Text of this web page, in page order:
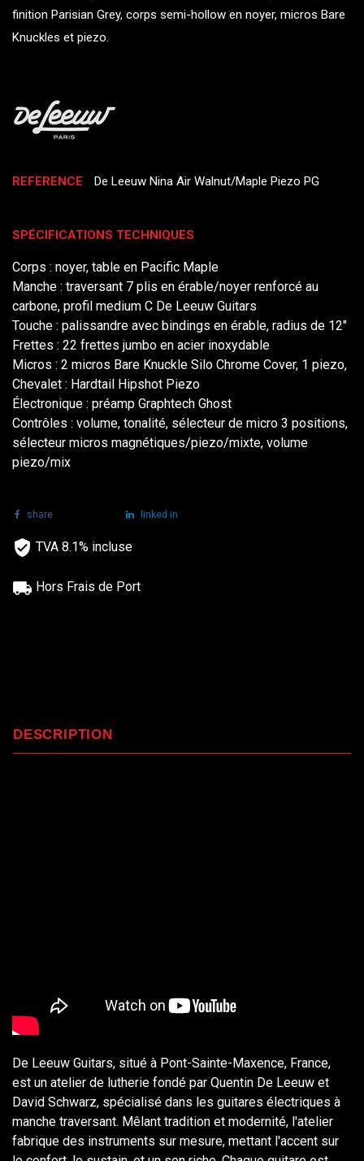
finition Parisian Grey, corps semi-hollow en noyer, micros Bare
Knuckles et piezo.
REFERENCE De Leeuw Nina Air Walnut/Maple Piezo PG
SPÉCIFICATIONS TECHNIQUES
Corps : noyer, table en Pacific Maple
Manche : traversant 7 plis en érable/noyer renforcé au
carbone, profil medium C De Leeuw Guitars
Touche : palissandre avec bindings en érable, radius de 12"
Frettes : 22 frettes jumbo en acier inoxydable
Micros : 2 micros Bare Knuckle Silo Chrome Cover, 1 piezo,
Chevalet : Hardtail Hipshot Piezo
Électronique : préamp Graphtech Ghost
Contrôles : volume, tonalité, sélecteur de micro 3 positions,
sélecteur micros magnétiques/piezo/mixte, volume
piezo/mix
share linked in
TVA 8.1% incluse
Hors Frais de Port
DESCRIPTION
De Leeuw Guitars, situé à Pont-Sainte-Maxence, France,
est un atelier de lutherie fondé par Quentin De Leeuw et
David Schwarz, spécialisé dans les guitares électriques à
manche traversant. Mêlant tradition et modernité, l'atelier
fabrique des instruments sur mesure, mettant l'accent sur